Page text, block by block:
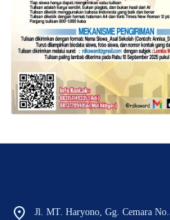
Jl. MT. Haryono, Gg. Cemara